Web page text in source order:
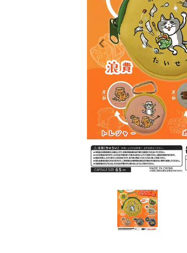
景品・玩具・文具
よくあるご質問
ご利用ガイド
06-6282-7659